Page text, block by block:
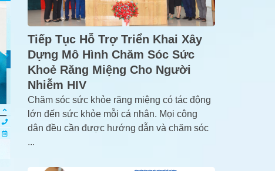
Tiếp Tục Hỗ Trợ Triển Khai Xây
Dựng Mô Hình Chăm Sóc Sức
Khoẻ Răng Miệng Cho Người
Nhiễm HIV
Chăm sóc sức khỏe răng miệng có tác động
lớn đến sức khỏe mỗi cá nhân. Mọi công
dân đều cần được hướng dẫn và chăm sóc
...